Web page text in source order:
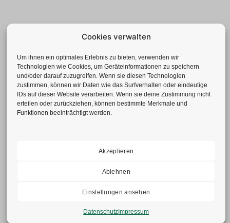
Cookies verwalten
Um ihnen ein optimales Erlebnis zu bieten, verwenden wir
Technologien wie Cookies, um Geräteinformationen zu speichern
und/oder darauf zuzugreifen. Wenn sie diesen Technologien
zustimmen, können wir Daten wie das Surfverhalten oder eindeutige
IDs auf dieser Website verarbeiten. Wenn sie deine Zustimmung nicht
erteilen oder zurückziehen, können bestimmte Merkmale und
Funktionen beeinträchtigt werden.
Akzeptieren
Ablehnen
Einstellungen ansehen
Datenschutz Impressum
Geotechnisches Büro GmbH
Fax: +49(0)241-52 77 62